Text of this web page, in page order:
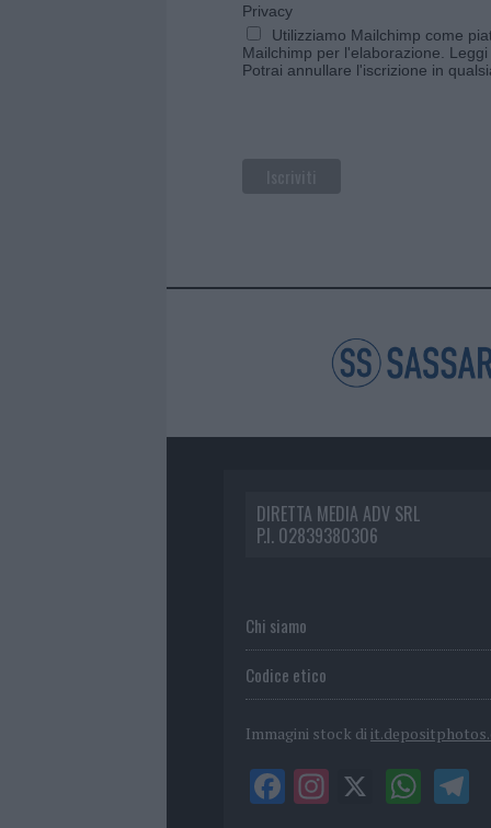
Privacy
Utilizziamo Mailchimp come
Mailchimp per l'elaborazione.
Potrai annullare l'iscrizione in
DIRETTA MEDIA ADV SRL
P.I. 02839380306
Chi siamo
Codice etico
Immagini stock di